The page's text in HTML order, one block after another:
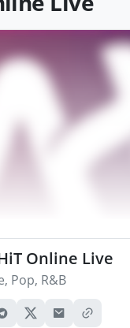
Online Live
Pop, R&B